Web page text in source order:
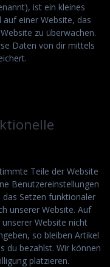
ist ein kleines
einer Website, das
zu überwachen.
Daten von dir mittels
Teile der Website
Benutzereinstellungen
Setzen funktionaler
unserer Website. Auf
Website nicht
so bleiben Artikel
du bezahlst. Wir können
platzieren.